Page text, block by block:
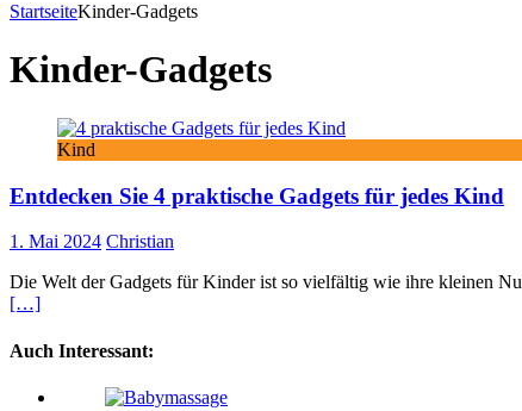
StartseiteKinder-Gadgets
Kinder-Gadgets
Kind
Entdecken Sie 4 praktische Gadgets für jedes Kind
1. Mai 2024 Christian
Die Welt der Gadgets für Kinder ist so vielfältig wie ihre kleinen
[…]
Auch Interessant: